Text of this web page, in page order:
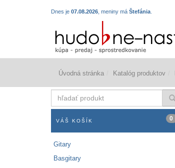
Dnes je 07.08.2026 , meniny má Štefánia
Úvodná stránka Katalóg produktov
produkt
VÁŠ KOŠÍK 0
Gitary
Basgitary